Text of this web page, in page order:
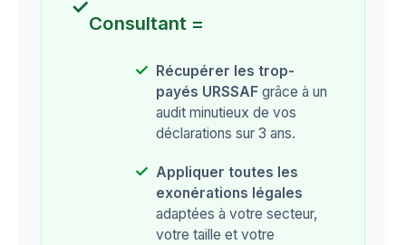
✓
Consultant =
Récupérer les trop-
payés URSSAF grâce à un
audit minutieux de vos
déclarations sur 3 ans.
Appliquer toutes les
exonérations légales
adaptées à votre secteur,
votre taille et votre